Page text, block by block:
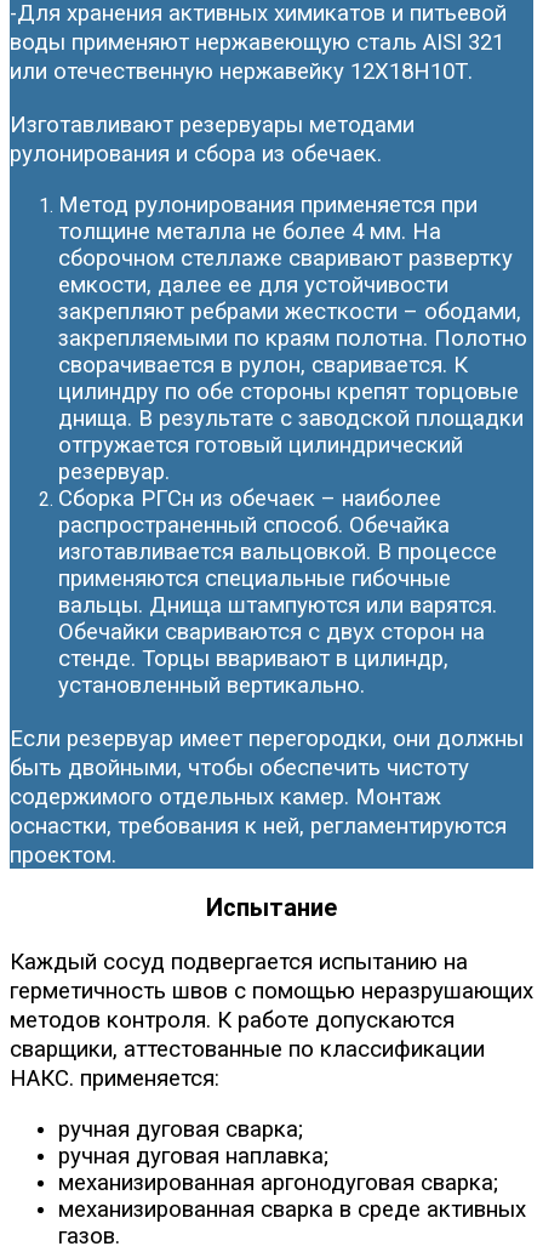
-Для хранения активных химикатов и питьевой
воды применяют нержавеющую сталь AISI 321
или отечественную нержавейку 12Х18Н10Т.
Изготавливают резервуары методами
рулонирования и сбора из обечаек.
Метод рулонирования применяется при
толщине металла не более 4 мм. На
сборочном стеллаже сваривают развертку
емкости, далее ее для устойчивости
закрепляют ребрами жесткости – ободами,
закрепляемыми по краям полотна. Полотно
сворачивается в рулон, сваривается. К
цилиндру по обе стороны крепят торцовые
днища. В результате с заводской площадки
отгружается готовый цилиндрический
резервуар.
Сборка РГСн из обечаек – наиболее
распространенный способ. Обечайка
изготавливается вальцовкой. В процессе
применяются специальные гибочные
вальцы. Днища штампуются или варятся.
Обечайки свариваются с двух сторон на
стенде. Торцы вваривают в цилиндр,
установленный вертикально.
Если резервуар имеет перегородки, они должны
быть двойными, чтобы обеспечить чистоту
содержимого отдельных камер. Монтаж
оснастки, требования к ней, регламентируются
проектом.
Испытание
Каждый сосуд подвергается испытанию на
герметичность швов с помощью неразрушающих
методов контроля. К работе допускаются
сварщики, аттестованные по классификации
НАКС. применяется:
ручная дуговая сварка;
ручная дуговая наплавка;
механизированная аргонодуговая сварка;
механизированная сварка в среде активных
газов.